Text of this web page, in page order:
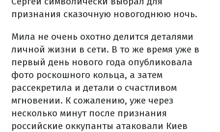
признания сказочную новогоднюю ночь.
Мила не очень охотно делится деталями
личной жизни в сети. В то же время уже в
первый день нового года опубликовала
фото роскошного кольца, а затем
рассекретила и детали о счастливом
мгновении. К сожалению, уже через
несколько минут после признания
российские оккупанты атаковали Киев